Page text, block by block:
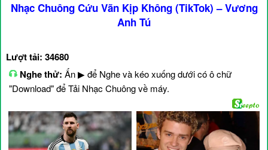
Nhạc Chuông Cứu Vãn Kịp Không (TikTok) – Vương
Anh Tú
Lượt tải: 34680
Nghe thử: Ấn ▶ để Nghe và kéo xuống dưới có ô chữ
"Download" để Tải Nhạc Chuông về máy.